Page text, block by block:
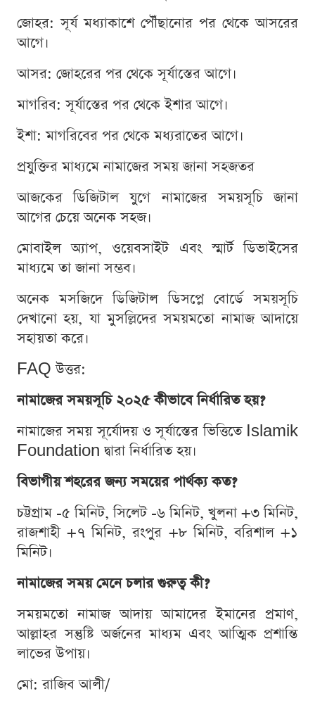
জোহর: সূর্য মধ্যাকাশে পৌঁছানোর পর থেকে আসরের
আগে।
আসর: জোহরের পর থেকে সূর্যাস্তের আগে।
মাগরিব: সূর্যাস্তের পর থেকে ইশার আগে।
ইশা: মাগরিবের পর থেকে মধ্যরাতের আগে।
প্রযুক্তির মাধ্যমে নামাজের সময় জানা সহজতর
আজকের ডিজিটাল যুগে নামাজের সময়সূচি জানা
আগের চেয়ে অনেক সহজ।
মোবাইল অ্যাপ, ওয়েবসাইট এবং স্মার্ট ডিভাইসের
মাধ্যমে তা জানা সম্ভব।
অনেক মসজিদে ডিজিটাল ডিসপ্লে বোর্ডে সময়সূচি
দেখানো হয়, যা মুসল্লিদের সময়মতো নামাজ আদায়ে
সহায়তা করে।
FAQ উত্তর:
নামাজের সময়সূচি ২০২৫ কীভাবে নির্ধারিত হয়?
নামাজের সময় সূর্যোদয় ও সূর্যাস্তের ভিত্তিতে Islamik
Foundation দ্বারা নির্ধারিত হয়।
বিভাগীয় শহরের জন্য সময়ের পার্থক্য কত?
চট্টগ্রাম -৫ মিনিট, সিলেট -৬ মিনিট, খুলনা +৩ মিনিট,
রাজশাহী +৭ মিনিট, রংপুর +৮ মিনিট, বরিশাল +১
মিনিট।
নামাজের সময় মেনে চলার গুরুত্ব কী?
সময়মতো নামাজ আদায় আমাদের ইমানের প্রমাণ,
আল্লাহর সন্তুষ্টি অর্জনের মাধ্যম এবং আত্মিক প্রশান্তি
লাভের উপায়।
মো: রাজিব আলী/